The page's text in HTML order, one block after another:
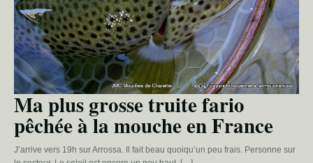
Ma plus grosse truite fario
pêchée à la mouche en France
J’arrive vers 19h sur Arrossa. Il fait beau quoiqu’un peu frais. Personne sur